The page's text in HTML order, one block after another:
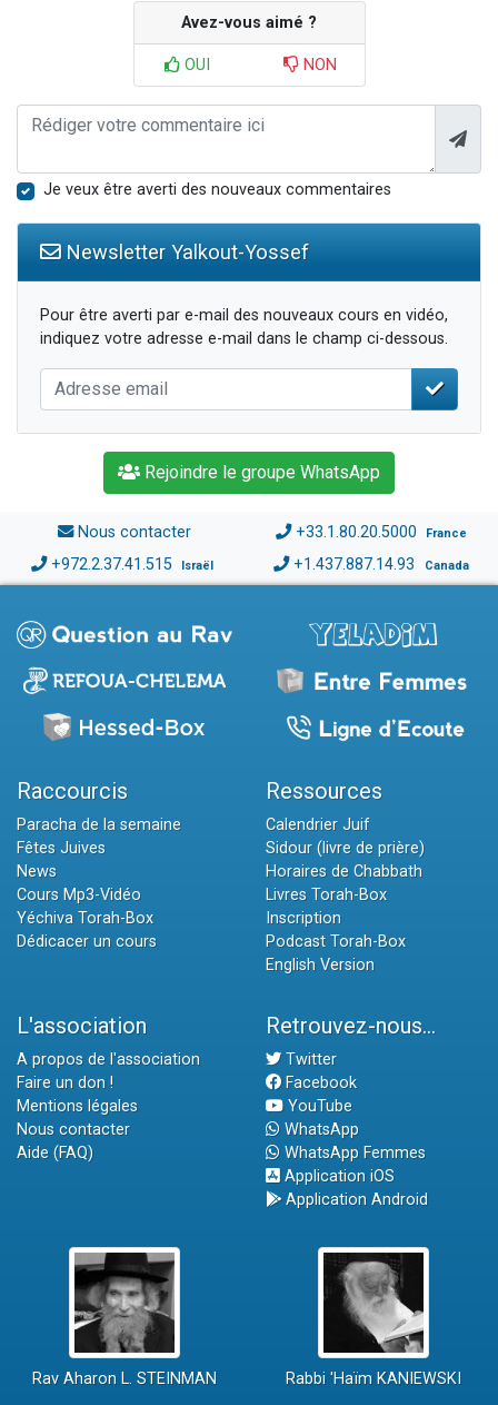
Avez-vous aimé ?
OUI NON
Je veux être averti des nouveaux commentaires
Newsletter Yalkout-Yossef
Pour être averti par e-mail des nouveaux cours en vidéo,
indiquez votre adresse e-mail dans le champ ci-dessous.
Rejoindre le groupe WhatsApp
Nous contacter +33.1.80.20.5000 France
+972.2.37.41.515 Israël +1.437.887.14.93 Canada
Raccourcis
Paracha de la semaine
Fêtes Juives
News
Cours Mp3-Vidéo
Yéchiva Torah-Box
Dédicacer un cours
Ressources
Calendrier Juif
Sidour (livre de prière)
Horaires de Chabbath
Livres Torah-Box
Inscription
Podcast Torah-Box
English Version
L'association
A propos de l'association
Faire un don !
Mentions légales
Nous contacter
Aide (FAQ)
Retrouvez-nous...
Twitter
Facebook
YouTube
WhatsApp
WhatsApp Femmes
Application iOS
Application Android
Rav Aharon L. STEINMAN Rabbi 'Haïm KANIEWSKI